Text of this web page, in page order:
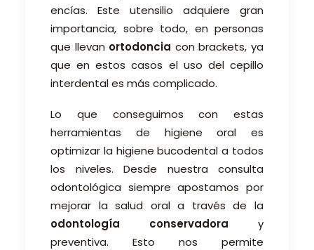
encías. Este utensilio adquiere gran
importancia, sobre todo, en personas
que llevan ortodoncia con brackets, ya
que en estos casos el uso del cepillo
interdental es más complicado.
Lo que conseguimos con estas
herramientas de higiene oral es
optimizar la higiene bucodental a todos
los niveles. Desde nuestra consulta
odontológica siempre apostamos por
mejorar la salud oral a través de la
odontología conservadora y
preventiva. Esto nos permite